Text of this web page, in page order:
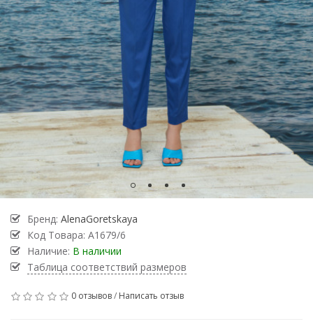
Бренд: AlenaGoretskaya
Код Товара: A1679/6
Наличие: В наличии
Таблица соответствий размеров
0 отзывов/ Написать отзыв